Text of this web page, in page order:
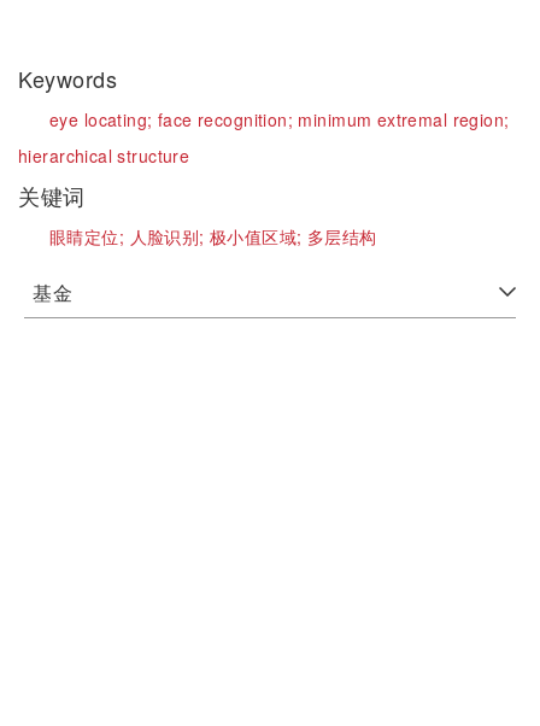
Keywords
eye locating; face recognition; minimum extremal region;
hierarchical structure
关键词
眼睛定位; 人脸识别;极小值区域; 多层结构
基金